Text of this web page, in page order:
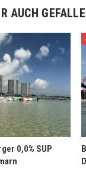
AUCH
0,0% SUP